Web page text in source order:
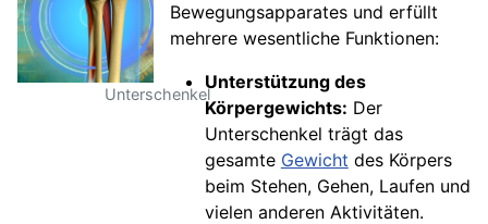
Unterschenkel
Bewegungsapparates und erfüllt
mehrere wesentliche Funktionen:
Unterstützung des
Körpergewichts: Der
Unterschenkel trägt das
gesamte Gewicht des Körpers
beim Stehen, Gehen, Laufen und
vielen anderen Aktivitäten.